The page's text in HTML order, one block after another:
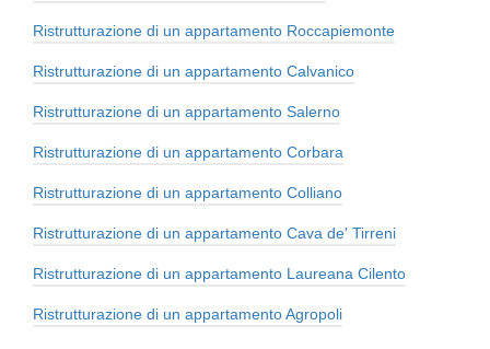
Ristrutturazione di un appartamento Roccapiemonte
Ristrutturazione di un appartamento Calvanico
Ristrutturazione di un appartamento Salerno
Ristrutturazione di un appartamento Corbara
Ristrutturazione di un appartamento Colliano
Ristrutturazione di un appartamento Cava de' Tirreni
Ristrutturazione di un appartamento Laureana Cilento
Ristrutturazione di un appartamento Agropoli